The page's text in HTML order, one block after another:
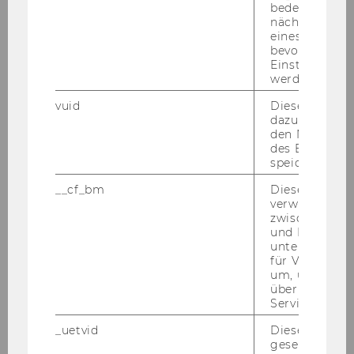
stel­lung von Per­so­nen, die be­reits einen Uni­
ver­si­täts­as­sis­tent/inn/en­pos­ten Non Ten­ure
Track inne hat­ten, ist aus recht­li­chen Grün­den
Auf­ga­ben­ge­biet:
Selb­stän­di­ge Lehre und wis­sen­schaft­li­che For­
schung, Über­nah­me von or­ga­ni­sa­to­ri­schen
Not­wen­di­ge Kennt­nis­se und Qua­li­fi­ka­tio­nen:
ab­ge­schlos­se­nes Dok­to­rats­stu­di­um der Recht­
wis­sen­schaf­ten bzw. gleich­zu­hal­ten­de Qua­li­fi­
Er­wünsch­te Kennt­nis­se und Qua­li­fi­ka­tio­nen:
Lehr- und For­schungs­er­fah­rung im Zivil-​,
Wettbewerbs-​, Immaterialgüter-​ und/oder In­
for­ma­ti­ons­recht; technisch-​wirtschaftlicher
Sach­ver­stand; Selb­stän­dig­keit und Ei­gen­in­itia­
bedeutet,
nächsten
eines Vimeo-
bevorzugten
werden.
vuid
Dieser
dazu
den
des
speichern.
__cf_bm
Dieses
verwendet,
zwischen
und Bots zu
für Vimeo
um, um
über die
Service zu
_uetvid
Dieses
gesetzt, um